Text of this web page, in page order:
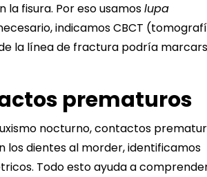
la fisura. Por eso usamoslupa
indicamos CBCT
la línea de fractura podría
prematuros
nocturno, contactos
los dientes al morder, identificamos
Todo esto ayuda a